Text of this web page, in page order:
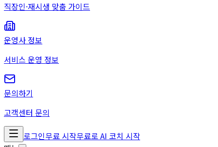
직장인·재시생 맞춤 가이드
운영사 정보
서비스 운영 정보
문의하기
고객센터 문의
로그인무료 시작무료로 AI 코치 시작